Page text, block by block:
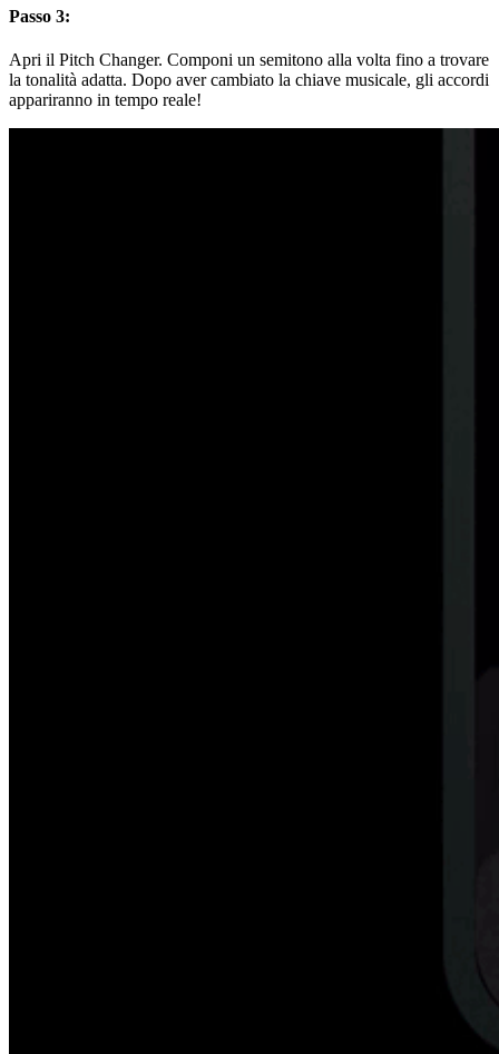
Passo 3:
Apri il Pitch Changer. Componi un semitono alla volta fino a trovare
la tonalità adatta. Dopo aver cambiato la chiave musicale, gli accordi
appariranno in tempo reale!